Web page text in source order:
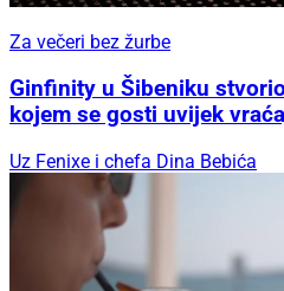
Za večeri bez žurbe
Ginfinity u Šibeniku
kojem se gosti uvijek
Uz Fenixe i chefa Dina Bebića